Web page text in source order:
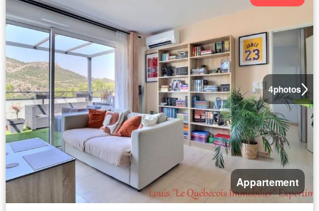
4photos
Appartement